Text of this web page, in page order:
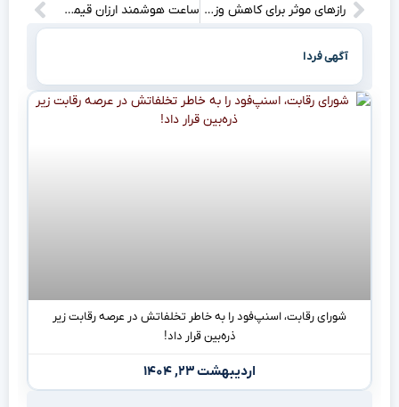
رازهای موثر برای کاهش وزن: آیا شما هم به دنبال جواب هستید؟ ساعت هوشمند ارزان قیمت آمازفیت بیپ به فروشگاه‌های جدید می‌آید!
آگهی فردا
شورای رقابت، اسنپ‌فود را به خاطر تخلفاتش در عرصه رقابت زیر
ذره‌بین قرار داد!
اردیبهشت ۲۳, ۱۴۰۴